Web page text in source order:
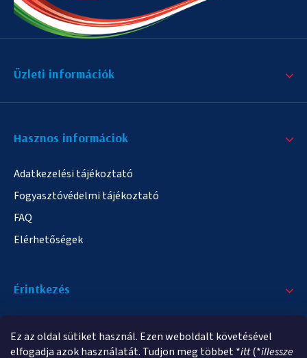
Ez az oldal sütiket használ. Ezen weboldalt követésével
elfogadja azok használatát. Tudjon meg többet *itt(*illessze
Üzleti információk
Hasznos informáciok
Adatkezelési tájékoztató
Fogyasztóvédelmi tájékoztató
FAQ
Elérhetőségek
Érintkezés
info@elampa.hu